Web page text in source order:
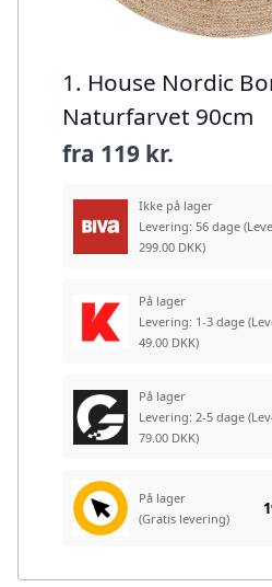
1. House Nordic
Naturfarvet 90cm
fra 119 kr.
Ikke på lager
Levering: 56 dage
299.00 DKK)
På lager
Levering: 1-3 dage
49.00 DKK)
På lager
Levering: 2-5 dage
79.00 DKK)
På lager
(Gratis levering)